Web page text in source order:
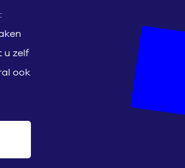
u zelf
ook